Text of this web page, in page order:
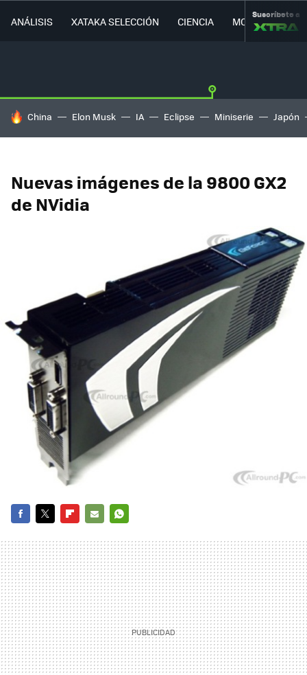
ANÁLISIS XATAKA SELECCIÓN CIENCIA MOVILIDAD
Suscríbete a
HOY SE HABLA DE
China Elon Musk IA Eclipse Miniserie Japón
Nuevas imágenes de la 9800 GX2
de NVidia
MAIL